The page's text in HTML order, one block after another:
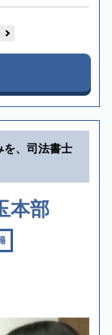
を、司法書士
本部